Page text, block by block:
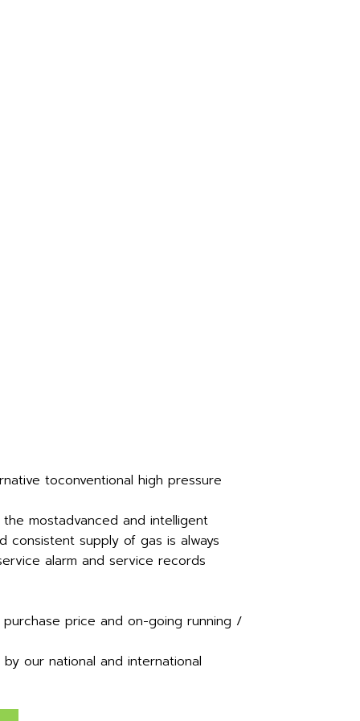
toconventional high pressure
mostadvanced and intelligent
consistent supply of gas is always
alarm and service records
price and on-going running /
our national and international